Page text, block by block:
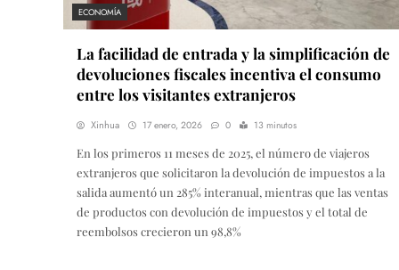
ECONOMÍA
La facilidad de entrada y la simplificación de
devoluciones fiscales incentiva el consumo
entre los visitantes extranjeros
Xinhua 17 enero, 2026 0 13 minutos
En los primeros 11 meses de 2025, el número de viajeros
extranjeros que solicitaron la devolución de impuestos a la
salida aumentó un 285% interanual, mientras que las ventas
de productos con devolución de impuestos y el total de
reembolsos crecieron un 98,8%